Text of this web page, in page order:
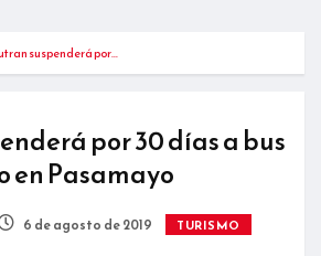
suspenderá por…
por 30 días a bus
en Pasamayo
6 de agosto de 2019 TURISMO